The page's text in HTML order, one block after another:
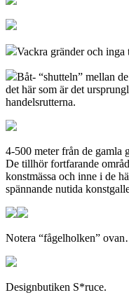
Vackra gränder och inga
Båt- “shutteln” mellan
det här som är det
handelsrutterna.
4-500 meter från de gamla
De tillhör fortfarande
konstmässa och inne i de
spännande nutida
Notera “fågelholken”
Designbutiken S*ruce.